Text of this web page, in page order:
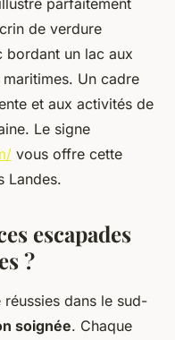
de verdure
bordant un lac aux
Un cadre
et aux activités de
Le signe
vous offre cette
Landes.
escapades
?
dans le sud-
soignée. Chaque